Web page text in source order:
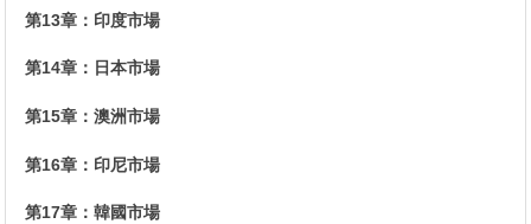
第13章：印度市場
第14章：日本市場
第15章：澳洲市場
第16章：印尼市場
第17章：韓國市場